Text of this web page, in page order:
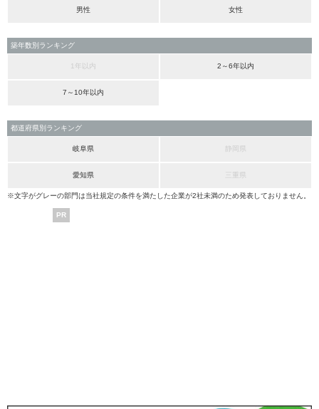
男性 女性
築年数別ランキング
1年以内 2～6年以内
7～10年以内
都道府県別ランキング
岐阜県 静岡県
愛知県
※文字がグレーの部門は当社規定の条件を満たした企業が2社未満のため発表しておりません。
PR